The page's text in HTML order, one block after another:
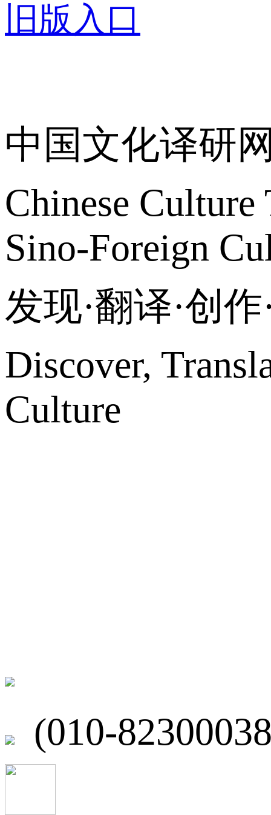
旧版入口
中国文化译研
Chinese
Sino-Foreign
发现·翻译·创
Discover,
Culture
(010-